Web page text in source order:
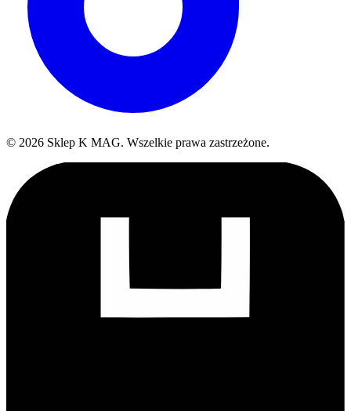
© 2026 Sklep K MAG. Wszelkie prawa zastrzeżone.